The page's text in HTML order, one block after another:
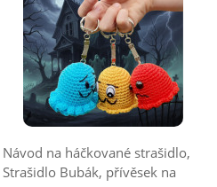
Návod na háčkované strašidlo,
Strašidlo Bubák, přívěsek na